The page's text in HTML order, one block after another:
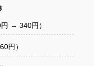
→ 340円）
円）